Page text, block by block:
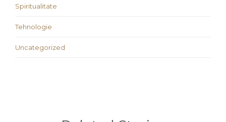
Spiritualitate
Tehnologie
Uncategorized